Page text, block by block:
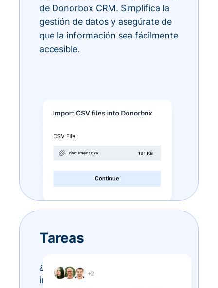
de Donorbox CRM. Simplifica la
gestión de datos y asegúrate de
que la información sea fácilmente
accesible.
Tareas
¿Tienes listas de tareas
interminables? Hazlas realidad